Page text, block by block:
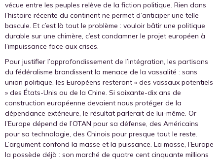
vécue entre les peuples relève de la fiction politique. Rien dans
l’histoire récente du continent ne permet d’anticiper une telle
bascule. Et c’est là tout le problème : vouloir bâtir une politique
durable sur une chimère, c’est condamner le projet européen à
l’impuissance face aux crises.
Pour justifier l’approfondissement de l’intégration, les partisans
du fédéralisme brandissent la menace de la vassalité : sans
union politique, les Européens resteront « des vassaux potentiels
» des États-Unis ou de la Chine. Si soixante-dix ans de
construction européenne devaient nous protéger de la
dépendance extérieure, le résultat parlerait de lui-même. Or
l’Europe dépend de l’OTAN pour sa défense, des Américains
pour sa technologie, des Chinois pour presque tout le reste.
L’argument confond la masse et la puissance. La masse, l’Europe
la possède déjà : son marché de quatre cent cinquante millions